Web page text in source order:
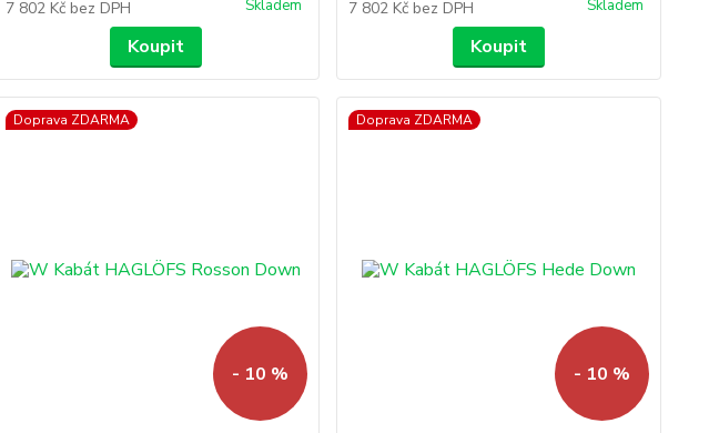
7 802 Kč bez DPH Skladem
Koupit
7 802 Kč bez DPH Skladem
Koupit
Doprava ZDARMA
- 10 %
Doprava ZDARMA
- 10 %